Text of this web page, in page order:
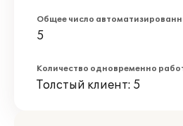
Общее число
5
Количество одновременно
Толстый клиент: 5